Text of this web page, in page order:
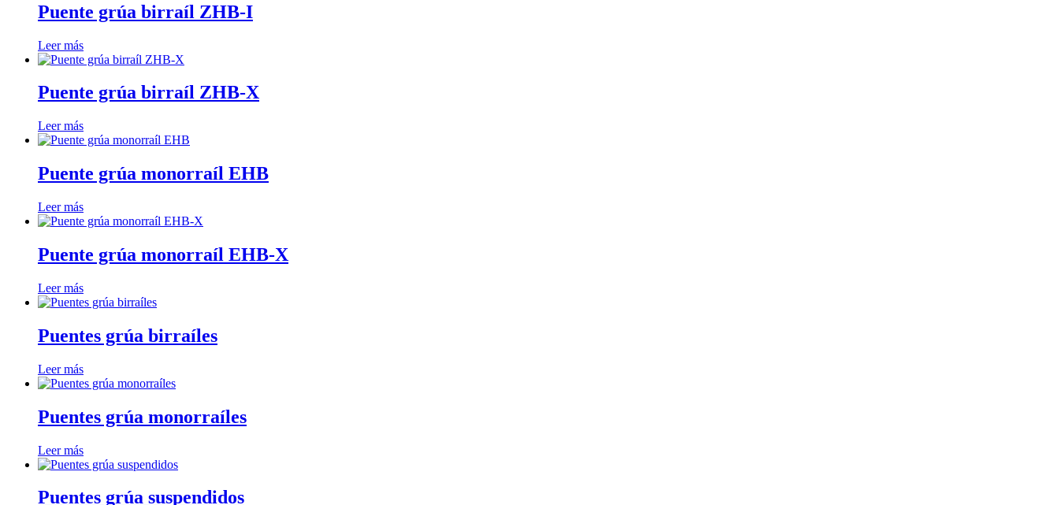
Puente grúa birraíl ZHB-I
Leer más
Puente grúa birraíl ZHB-X
Leer más
Puente grúa monorraíl EHB
Leer más
Puente grúa monorraíl EHB-X
Leer más
Puentes grúa birraíles
Leer más
Puentes grúa monorraíles
Leer más
Puentes grúa suspendidos